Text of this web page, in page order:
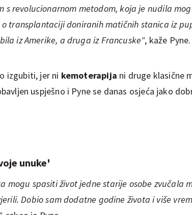
s revolucionarnom metodom, koja je nudila
transplantaciji doniranih matičnih stanica iz
iz Amerike, a druga iz Francuske", kaže Pyne.
izgubiti, jer ni kemoterapija ni druge klasične
uspješno i Pyne se danas osjeća jako
unuke'
mogu spasiti život jedne starije osobe zvučala
Dobio sam dodatne godine života i više